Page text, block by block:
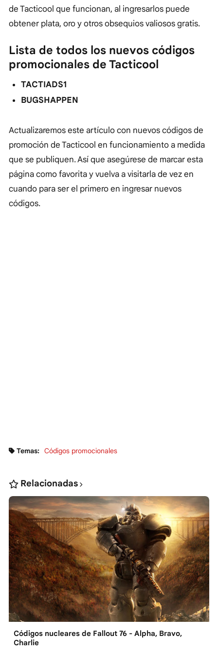
de Tacticool que funcionan, al ingresarlos puede
obtener plata, oro y otros obsequios valiosos gratis.
Lista de todos los nuevos códigos
promocionales de Tacticool
TACTIADS1
BUGSHAPPEN
Actualizaremos este artículo con nuevos códigos de
promoción de Tacticool en funcionamiento a medida
que se publiquen. Así que asegúrese de marcar esta
página como favorita y vuelva a visitarla de vez en
cuando para ser el primero en ingresar nuevos
códigos.
Temas: Códigos promocionales
Relacionadas
Códigos nucleares de Fallout 76 - Alpha, Bravo,
Charlie